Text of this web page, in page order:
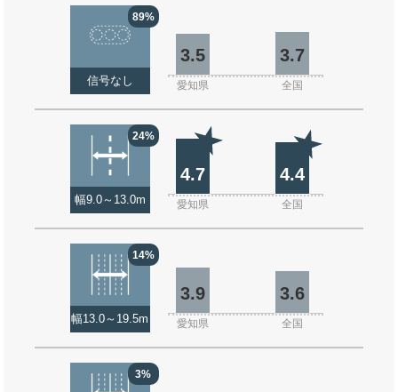
89%
信号なし
3.5 3.7
愛知県 全国
24%
幅9.0～13.0m
4.7 4.4
愛知県 全国
14%
幅13.0～19.5m
3.9 3.6
愛知県 全国
3%